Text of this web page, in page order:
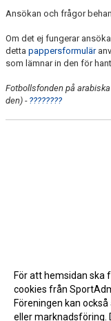
Ansökan och frågor
Om det ej fungerar
detta pappersformulär
som lämnar in den för
Fotbollsfonden på
den) - ????????
För att hemsidan ska
cookies från
Föreningen kan
eller marknadsföring.